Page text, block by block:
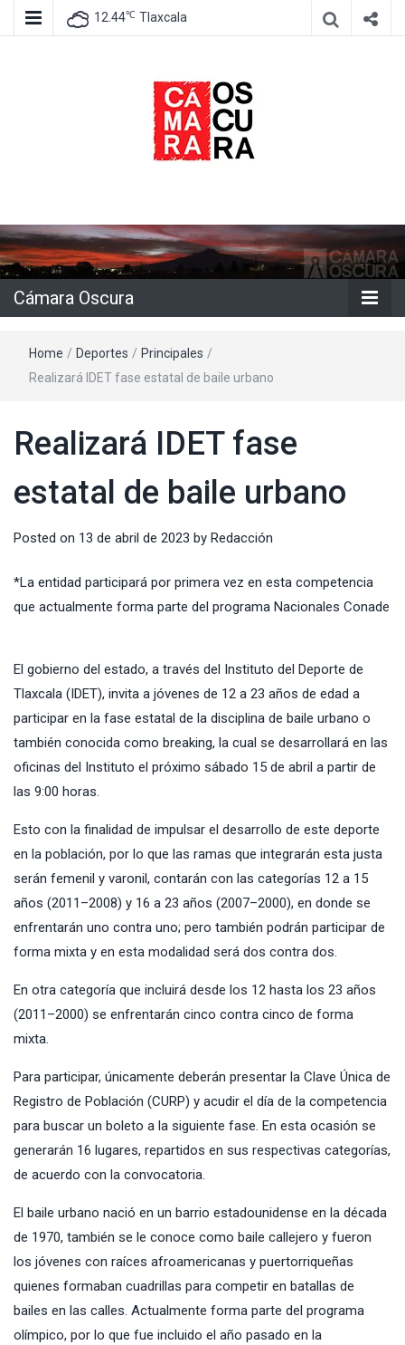
12.44℃ Tlaxcala
Cámara
Oscura
Cámara Oscura
Home / Deportes / Principales /
Realizará IDET fase estatal de baile urbano
Realizará IDET fase
estatal de baile urbano
Posted on 13 de abril de 2023 by Redacción
*La entidad participará por primera vez en esta competencia
que actualmente forma parte del programa Nacionales Conade
El gobierno del estado, a través del Instituto del Deporte de
Tlaxcala (IDET), invita a jóvenes de 12 a 23 años de edad a
participar en la fase estatal de la disciplina de baile urbano o
también conocida como breaking, la cual se desarrollará en las
oficinas del Instituto el próximo sábado 15 de abril a partir de
las 9:00 horas.
Esto con la finalidad de impulsar el desarrollo de este deporte
en la población, por lo que las ramas que integrarán esta justa
serán femenil y varonil, contarán con las categorías 12 a 15
años (2011–2008) y 16 a 23 años (2007–2000), en donde se
enfrentarán uno contra uno; pero también podrán participar de
forma mixta y en esta modalidad será dos contra dos.
En otra categoría que incluirá desde los 12 hasta los 23 años
(2011–2000) se enfrentarán cinco contra cinco de forma
mixta.
Para participar, únicamente deberán presentar la Clave Única de
Registro de Población (CURP) y acudir el día de la competencia
para buscar un boleto a la siguiente fase. En esta ocasión se
generarán 16 lugares, repartidos en sus respectivas categorías,
de acuerdo con la convocatoria.
El baile urbano nació en un barrio estadounidense en la década
de 1970, también se le conoce como baile callejero y fueron
los jóvenes con raíces afroamericanas y puertorriqueñas
quienes formaban cuadrillas para competir en batallas de
bailes en las calles. Actualmente forma parte del programa
olímpico, por lo que fue incluido el año pasado en la